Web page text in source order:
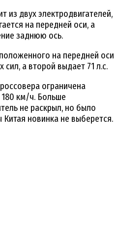
из двух электродвигателей,
на передней оси, а
заднюю ось.
на передней оси
сил, а второй выдает 71 л.с.
ограничена
180 км/ч. Больше
не раскрыл, но было
новинка не выберется.